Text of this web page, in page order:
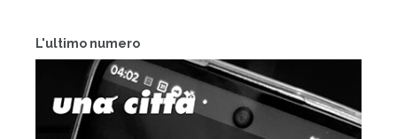
L'ultimo numero